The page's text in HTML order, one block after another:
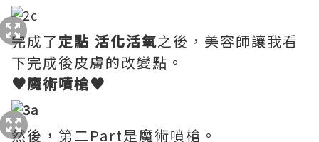
完成了定點 活化活氧之後，美容師讓我看
下完成後皮膚的改變點。
♥魔術噴槍♥
然後，第二Part是魔術噴槍。